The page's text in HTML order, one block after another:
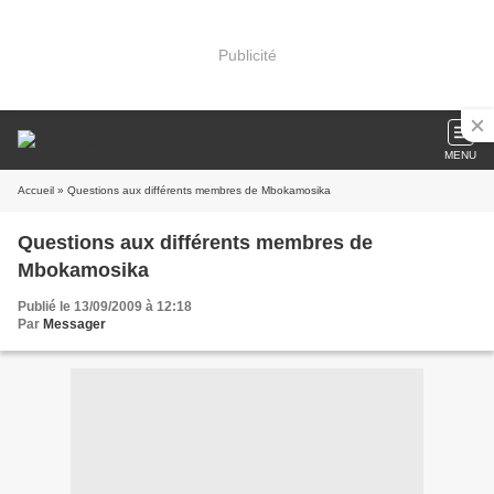
Publicité
MENU
Accueil » Questions aux différents membres de Mbokamosika
Questions aux différents membres de
Mbokamosika
Publié le 13/09/2009 à 12:18
Par Messager